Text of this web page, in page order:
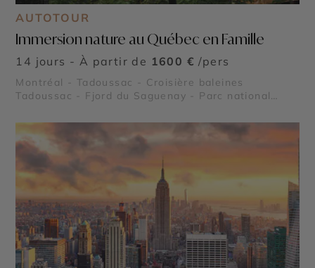
AUTOTOUR
Immersion nature au Québec en Famille
14 jours - À partir de 1600 € /pers
Montréal - Tadoussac - Croisière baleines
Tadoussac - Fjord du Saguenay - Parc national
Pointe Taillon - Île aux Coudres - Parc national des
Hautes Gorges de la Rivière Malbaie - Parc
national des Grands Jardins - Reserve Faunique
Mastigouche - Reserve Faunique Saint Maurice -
Parc national des Monts Valin - Le Saint Laurent -
Lac Sacacomie - Chute Montmorency